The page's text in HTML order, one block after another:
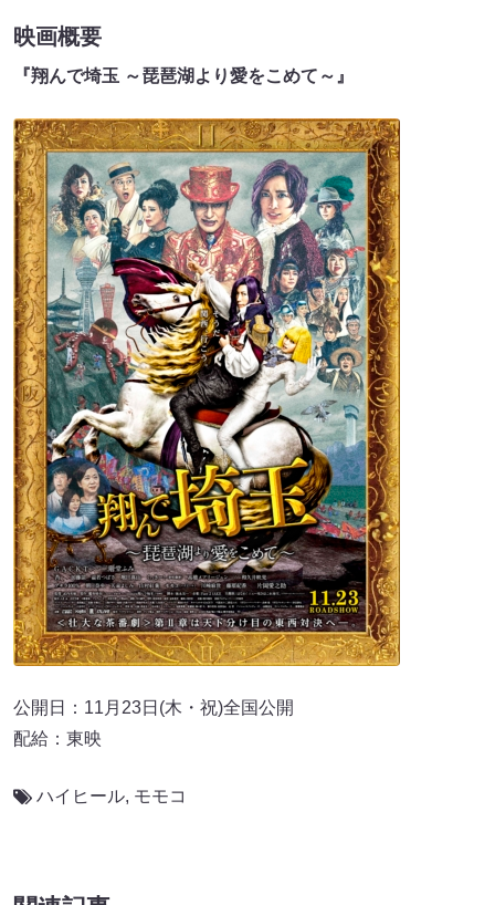
映画概要
『翔んで埼玉 ～琵琶湖より愛をこめて～』
公開日：11月23日(木・祝)全国公開
配給：東映
ハイヒール, モモコ